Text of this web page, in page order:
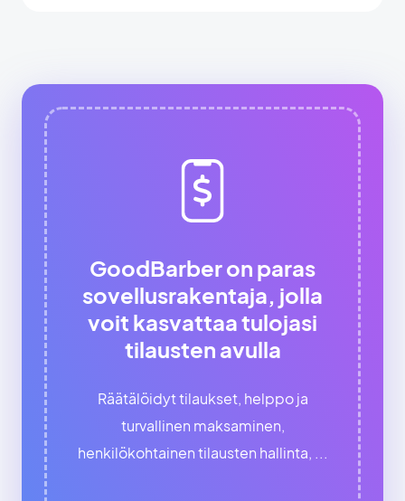
GoodBarber on paras
sovellusrakentaja, jolla
voit kasvattaa tulojasi
tilausten avulla
Räätälöidyt tilaukset, helppo ja
turvallinen maksaminen,
henkilökohtainen tilausten hallinta, ...